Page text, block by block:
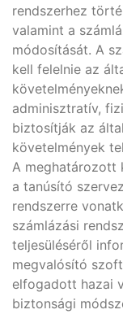
rendszerhez
valamint a
módosítását. A
kell felelnie az
adminisztratív,
biztosítják az
követelmények
A meghatározott
a tanúsító
rendszerre
számlázási
teljesüléséről
megvalósító
elfogadott hazai
biztonsági